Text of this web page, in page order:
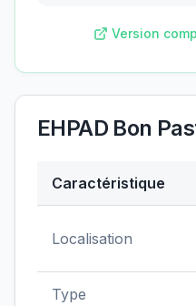
Version
EHPAD Bon
Caractéristique
Localisation
Type